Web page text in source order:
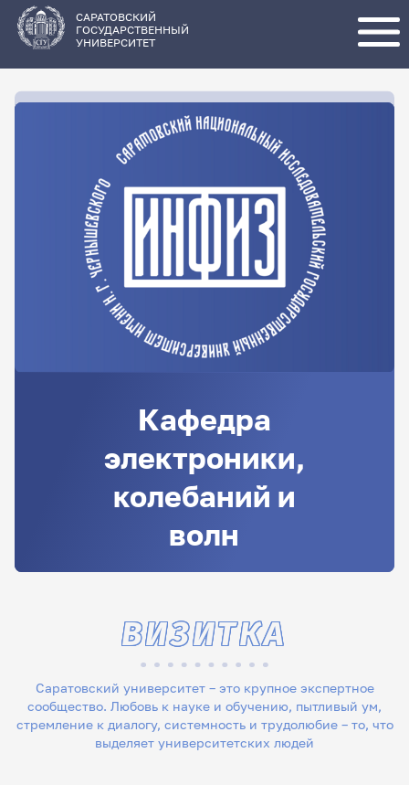
основному
содержанию
САРАТОВСКИЙ
ГОСУДАРСТВЕННЫЙ
УНИВЕРСИТЕТ
Кафедра
электроники,
колебаний и
волн
Саратовский университет – это крупное экспертное
сообщество. Любовь к науке и обучению, пытливый ум,
стремление к диалогу, системность и трудолюбие – то, что
выделяет университетских людей
ВИЗИТКА